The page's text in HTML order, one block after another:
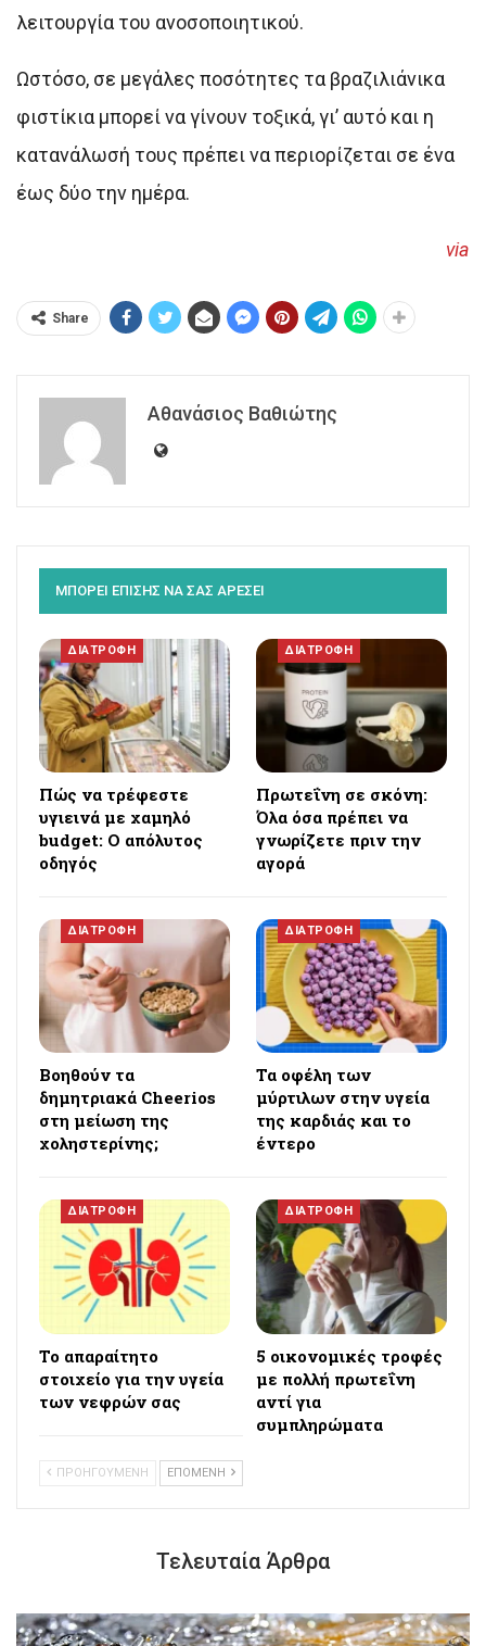
λειτουργία του ανοσοποιητικού.
Ωστόσο, σε μεγάλες ποσότητες τα βραζιλιάνικα
φιστίκια μπορεί να γίνουν τοξικά, γι’ αυτό και η
κατανάλωσή τους πρέπει να περιορίζεται σε ένα
έως δύο την ημέρα.
via
Share
Αθανάσιος Βαθιώτης
ΜΠΟΡΕΙ ΕΠΙΣΗΣ ΝΑ ΣΑΣ ΑΡΕΣΕΙ
ΔΙΑΤΡΟΦΗ
Πώς να τρέφεστε
υγιεινά με χαμηλό
budget: Ο απόλυτος
οδηγός
ΔΙΑΤΡΟΦΗ
Πρωτεΐνη σε σκόνη:
Όλα όσα πρέπει να
γνωρίζετε πριν την
αγορά
ΔΙΑΤΡΟΦΗ
Βοηθούν τα
δημητριακά Cheerios
στη μείωση της
χοληστερίνης;
ΔΙΑΤΡΟΦΗ
Τα οφέλη των
μύρτιλων στην υγεία
της καρδιάς και το
έντερο
ΔΙΑΤΡΟΦΗ
Το απαραίτητο
στοιχείο για την υγεία
των νεφρών σας
ΔΙΑΤΡΟΦΗ
5 οικονομικές τροφές
με πολλή πρωτεΐνη
αντί για
συμπληρώματα
ΠΡΟΗΓΟΥΜΕΝΗ ΕΠΟΜΕΝΗ
Τελευταία Άρθρα